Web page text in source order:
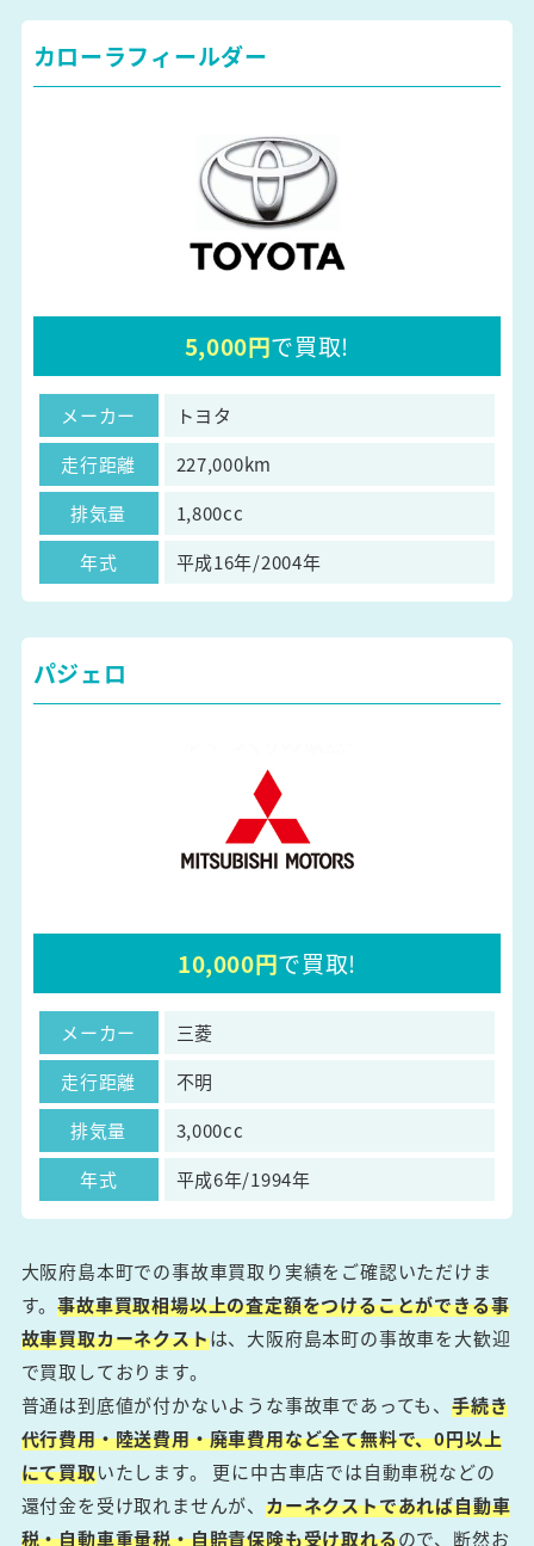
カローラフィールダー
5,000円で買取!
メーカー
トヨタ
走行距離
227,000km
排気量
1,800cc
年式
平成16年/2004年
パジェロ
10,000円で買取!
メーカー
三菱
走行距離
不明
排気量
3,000cc
年式
平成6年/1994年
大阪府島本町での事故車買取り実績をご確認いただけま
す。事故車買取相場以上の査定額をつけることができる事
故車買取カーネクストは、大阪府島本町の事故車を大歓迎
で買取しております。
普通は到底値が付かないような事故車であっても、手続き
代行費用・陸送費用・廃車費用など全て無料で、0円以上
にて買取いたします。 更に中古車店では自動車税などの
還付金を受け取れませんが、カーネクストであれば自動車
税・自動車重量税・自賠責保険も受け取れるので、断然お